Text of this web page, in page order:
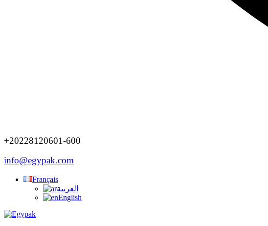
+20228120601-600
info@egypak.com
Français
العربية
English